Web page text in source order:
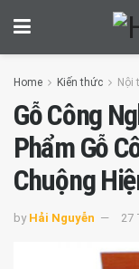
Home Kiến thức Nội
Gỗ Công
Phẩm Gỗ
Chuộng
by Hải Nguyễn 27